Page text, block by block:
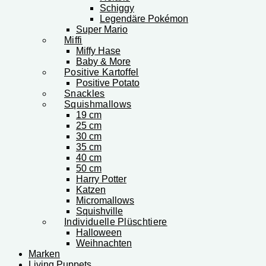
Schiggy
Legendäre Pokémon
Super Mario
Miffi
Miffy Hase
Baby & More
Positive Kartoffel
Positive Potato
Snackles
Squishmallows
19 cm
25 cm
30 cm
35 cm
40 cm
50 cm
Harry Potter
Katzen
Micromallows
Squishville
Individuelle Plüschtiere
Halloween
Weihnachten
Marken